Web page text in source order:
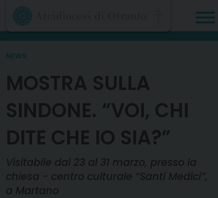
Skip
content
NEWS
MOSTRA SULLA
SINDONE. “VOI, CHI
DITE CHE IO SIA?”
Visitabile dal 23 al 31 marzo, presso la
chiesa - centro culturale “Santi Medici”,
a Martano